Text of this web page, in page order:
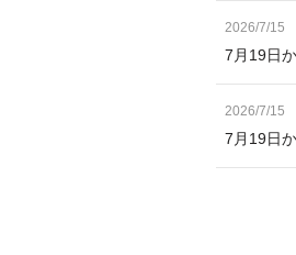
2026/7/15
7月19日
2026/7/15
7月19日